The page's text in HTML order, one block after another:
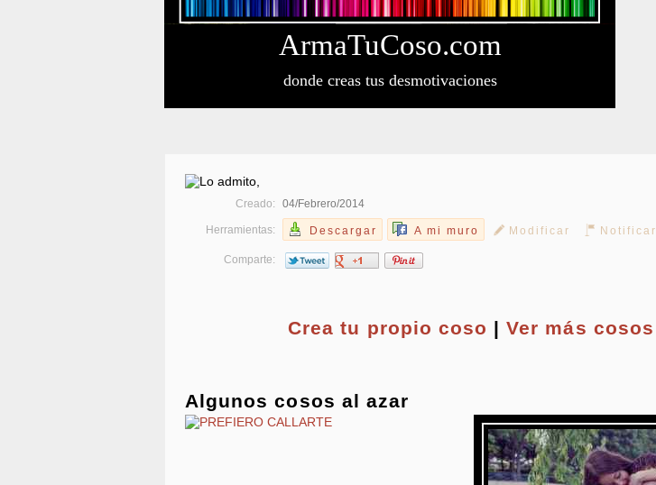
ArmaTuCoso.com
donde creas tus desmotivaciones
Creado: 04/Febrero/2014
Herramientas: Descargar A mi muro Modificar Notificar
Comparte:
Crea tu propio coso |Ver más cosos
Algunos cosos al azar